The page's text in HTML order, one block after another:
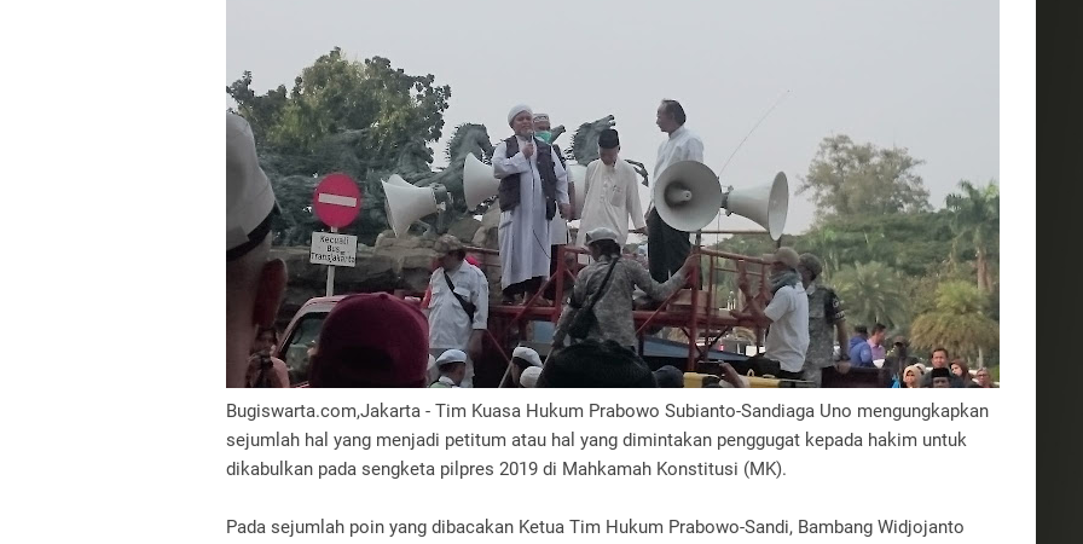
Bugiswarta.com,Jakarta - Tim Kuasa Hukum Prabowo Subianto-Sandiaga Uno mengungkapkan
sejumlah hal yang menjadi petitum atau hal yang dimintakan penggugat kepada hakim untuk
dikabulkan pada sengketa pilpres 2019 di Mahkamah Konstitusi (MK).
Pada sejumlah poin yang dibacakan Ketua Tim Hukum Prabowo-Sandi, Bambang Widjojanto